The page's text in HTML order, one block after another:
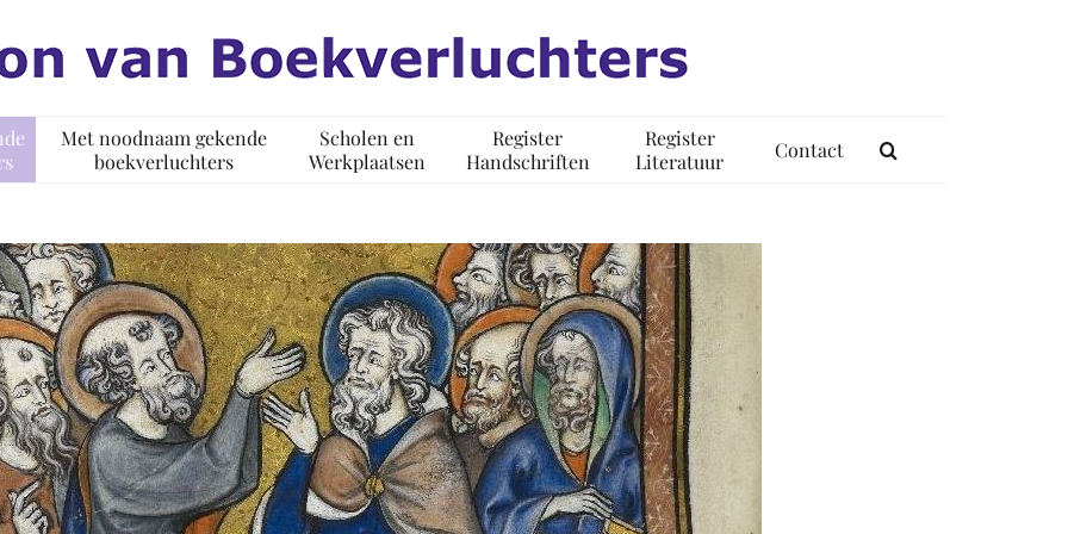
Met noodnaam gekende
boekverluchters
Scholen en
Werkplaatsen
Register
Handschriften
Register
Literatuur
Contact